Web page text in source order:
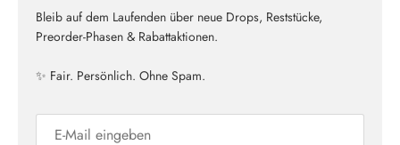
Bleib auf dem Laufenden über neue Drops, Reststücke,
Preorder-Phasen & Rabattaktionen.
✨ Fair. Persönlich. Ohne Spam.